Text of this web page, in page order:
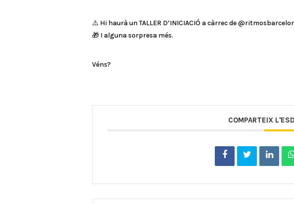
⚠️ Hi haurà un TALLER D’INICIACIÓ a càrrec de
🎁 I alguna sorpresa més.
Véns?
COMPARTEIX